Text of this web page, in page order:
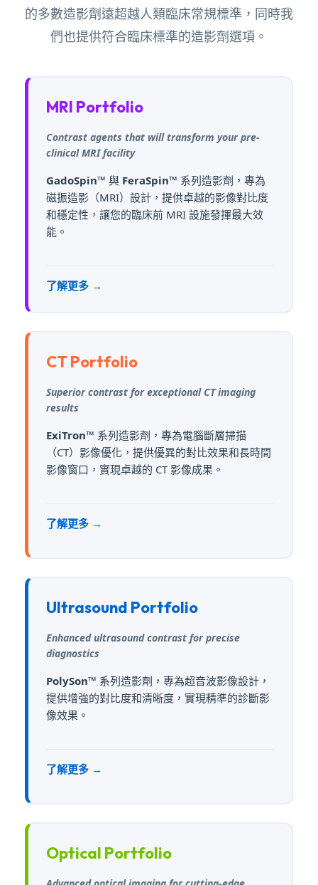
的多數造影劑遠超越人類臨床常規標準，同時我
們也提供符合臨床標準的造影劑選項。
MRI Portfolio
Contrast agents that will transform your pre-
clinical MRI facility
GadoSpin™ 與 FeraSpin™ 系列造影劑，專為
磁振造影（MRI）設計，提供卓越的影像對比度
和穩定性，讓您的臨床前 MRI 設施發揮最大效
能。
了解更多 →
CT Portfolio
Superior contrast for exceptional CT imaging
results
ExiTron™ 系列造影劑，專為電腦斷層掃描
（CT）影像優化，提供優異的對比效果和長時間
影像窗口，實現卓越的 CT 影像成果。
了解更多 →
Ultrasound Portfolio
Enhanced ultrasound contrast for precise
diagnostics
PolySon™ 系列造影劑，專為超音波影像設計，
提供增強的對比度和清晰度，實現精準的診斷影
像效果。
了解更多 →
Optical Portfolio